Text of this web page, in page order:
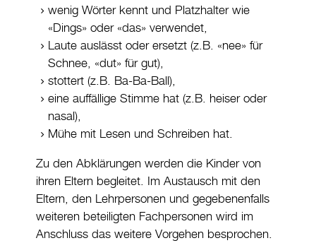
wenig Wörter kennt und Platzhalter wie
«Dings» oder «das» verwendet,
Laute auslässt oder ersetzt (z.B. «nee» für
Schnee, «dut» für gut),
stottert (z.B. Ba-Ba-Ball),
eine auffällige Stimme hat (z.B. heiser oder
nasal),
Mühe mit Lesen und Schreiben hat.
Zu den Abklärungen werden die Kinder von
ihren Eltern begleitet. Im Austausch mit den
Eltern, den Lehrpersonen und gegebenenfalls
weiteren beteiligten Fachpersonen wird im
Anschluss das weitere Vorgehen besprochen.